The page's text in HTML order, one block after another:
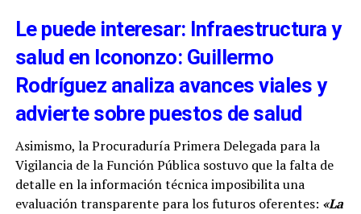
Le puede interesar: Infraestructura y
salud en Icononzo: Guillermo
Rodríguez analiza avances viales y
advierte sobre puestos de salud
Asimismo, la Procuraduría Primera Delegada para la
Vigilancia de la Función Pública sostuvo que la falta de
detalle en la información técnica imposibilita una
evaluación transparente para los futuros oferentes: «La